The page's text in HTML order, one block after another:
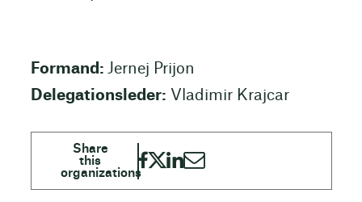
Formand: Jernej Prijon
Delegationsleder: Vladimir Krajcar